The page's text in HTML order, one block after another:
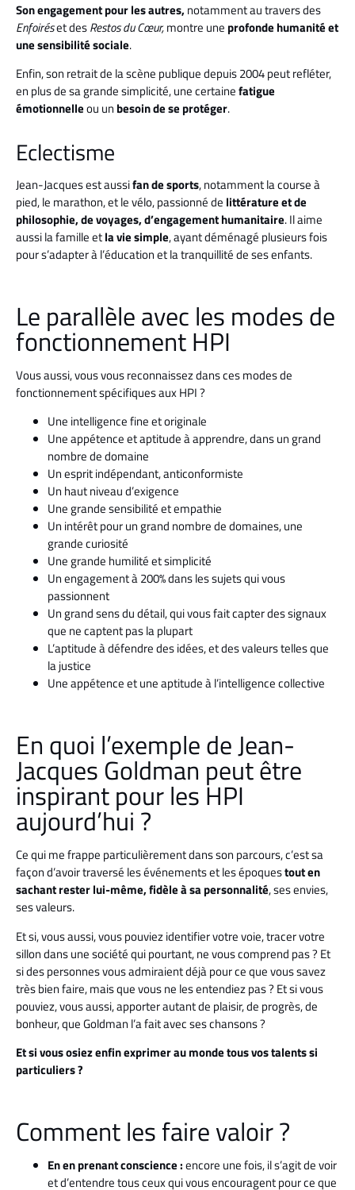
Son engagement pour les autres, notamment au travers des
Enfoiréset desRestos du Cœur,montre une profonde humanité et
une sensibilité sociale.
Enfin, son retrait de la scène publique depuis 2004 peut refléter,
en plus de sa grande simplicité, une certainefatigue
émotionnelleou un besoin de se protéger.
Eclectisme
Jean-Jacques est aussifan de sports, notamment la course à
pied, le marathon, et le vélo, passionné de littérature et de
philosophie, de voyages, d’engagement humanitaire. Il aime
aussi la famille etla vie simple, ayant déménagé plusieurs fois
pour s’adapter à l’éducation et la tranquillité de ses enfants.
Le parallèle avec les modes de
fonctionnement HPI
Vous aussi, vous vous reconnaissez dans ces modes de
fonctionnement spécifiques aux HPI ?
Une intelligence fine et originale
Une appétence et aptitude à apprendre, dans un grand
nombre de domaine
Un esprit indépendant, anticonformiste
Un haut niveau d’exigence
Une grande sensibilité et empathie
Un intérêt pour un grand nombre de domaines, une
grande curiosité
Une grande humilité et simplicité
Un engagement à 200% dans les sujets qui vous
passionnent
Un grand sens du détail, qui vous fait capter des signaux
que ne captent pas la plupart
L’aptitude à défendre des idées, et des valeurs telles que
la justice
Une appétence et une aptitude à l’intelligence collective
En quoi l’exemple de Jean-
Jacques Goldman peut être
inspirant pour les HPI
aujourd’hui ?
Ce qui me frappe particulièrement dans son parcours, c’est sa
façon d’avoir traversé les événements et les époquestout en
sachant rester lui-même, fidèle à sa personnalité, ses envies,
ses valeurs.
Et si, vous aussi, vous pouviez identifier votre voie, tracer votre
sillon dans une société qui pourtant, ne vous comprend pas ? Et
si des personnes vous admiraient déjà pour ce que vous savez
très bien faire, mais que vous ne les entendiez pas ? Et si vous
pouviez, vous aussi, apporter autant de plaisir, de progrès, de
bonheur, que Goldman l’a fait avec ses chansons ?
Et si vous osiez enfin exprimer au monde tous vos talents si
particuliers ?
Comment les faire valoir ?
En en prenant conscience :encore une fois, il s’agit de voir
et d’entendre tous ceux qui vous encouragent pour ce que